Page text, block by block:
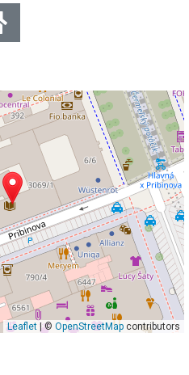
Leaflet| © OpenStreetMapcontributors